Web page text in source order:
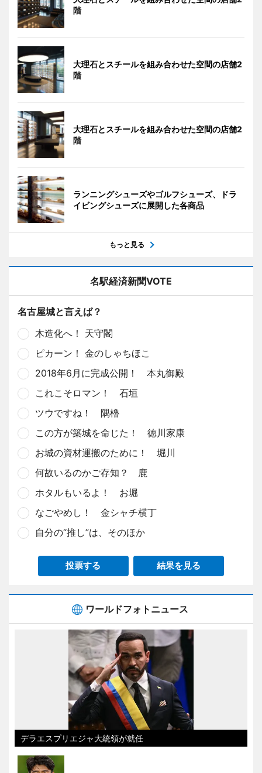
階
大理石とスチールを組み合わせた空間の店舗2
階
大理石とスチールを組み合わせた空間の店舗2
階
ランニングシューズやゴルフシューズ、ドラ
イビングシューズに展開した各商品
もっと見る
名駅経済新聞VOTE
名古屋城と言えば？
木造化へ！ 天守閣
ピカーン！ 金のしゃちほこ
2018年6月に完成公開！ 本丸御殿
これこそロマン！ 石垣
ツウですね！ 隅櫓
この方が築城を命じた！ 徳川家康
お城の資材運搬のために！ 堀川
何故いるのかご存知？ 鹿
ホタルもいるよ！ お堀
なごやめし！ 金シャチ横丁
自分の“推し”は、そのほか
投票する 結果を見る
ワールドフォトニュース
デラエスプリエジャ大統領が就任